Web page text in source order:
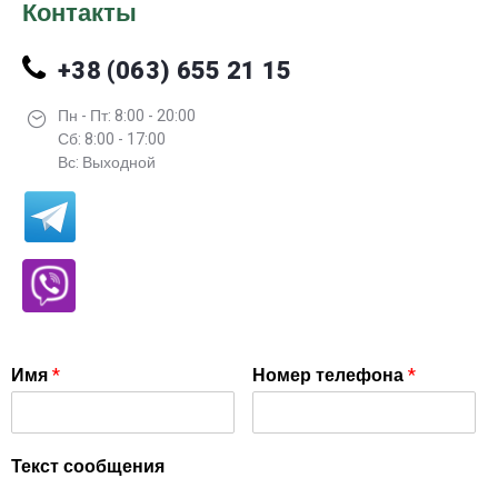
Контакты
+38 (063) 655 21 15
Пн - Пт: 8:00 - 20:00
Сб: 8:00 - 17:00
Вс: Выходной
Имя* Номер телефона*
Текст сообщения